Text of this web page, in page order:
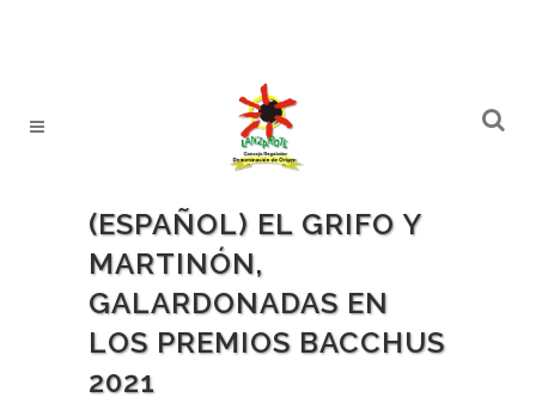
(ESPAÑOL) EL GRIFO Y
MARTINÓN,
GALARDONADAS EN
LOS PREMIOS BACCHUS
2021